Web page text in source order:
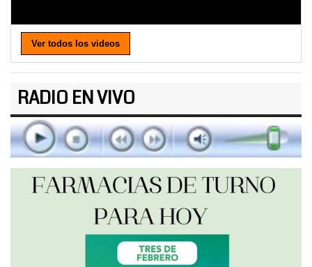
Ver todos los videos
RADIO EN VIVO